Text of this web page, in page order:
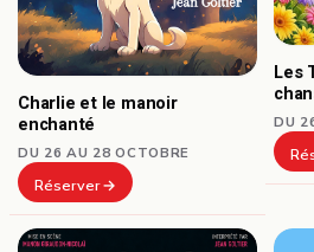
Charlie et le manoir
enchanté
DU 26 AU 28 OCTOBRE
Réserver
Les
DU